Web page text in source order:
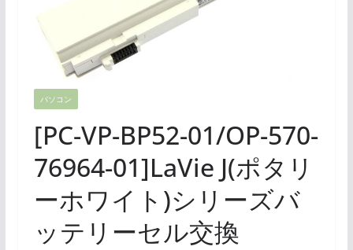
パソコン
[PC-VP-BP52-01/OP-570-
76964-01]LaVie J(ポタリ
ーホワイト)シリーズバ
ッテリーセル交換